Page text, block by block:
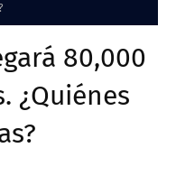
80,000
¿Quiénes